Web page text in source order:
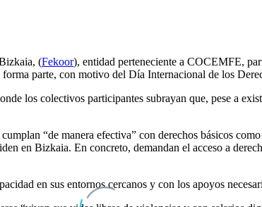
(Fekoor), entidad perteneciente a COCEMFE,
parte, con motivo del Día Internacional de los
los colectivos participantes subrayan que, pese a
“de manera efectiva” con derechos básicos
en Bizkaia. En concreto, demandan el acceso a
en sus entornos cercanos y con los apoyos